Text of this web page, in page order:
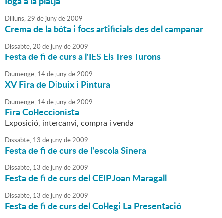
Dilluns,29 de junyde2009
Crema de la bóta i focs artificials des del campanar
Dissabte,20 de junyde2009
Festa de fi de curs a l'IES Els Tres Turons
Diumenge, 14de junyde2009
XV Fira de Dibuix i Pintura
Diumenge, 14de junyde2009
Fira Col·leccionista
Exposició, intercanvi, compra i venda
Dissabte, 13 de junyde2009
Festa de fi de curs de l'escola Sinera
Dissabte, 13 de junyde2009
Festa de fi de curs del CEIP Joan Maragall
Dissabte, 13 de junyde2009
Festa de fi de curs del Col·legi La Presentació